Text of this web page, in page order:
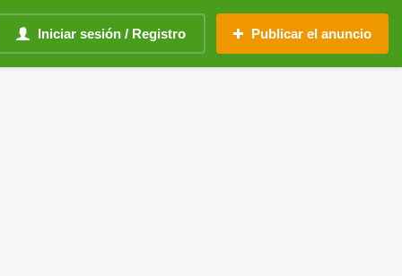
Iniciar sesión / Registro Publicar el anuncio